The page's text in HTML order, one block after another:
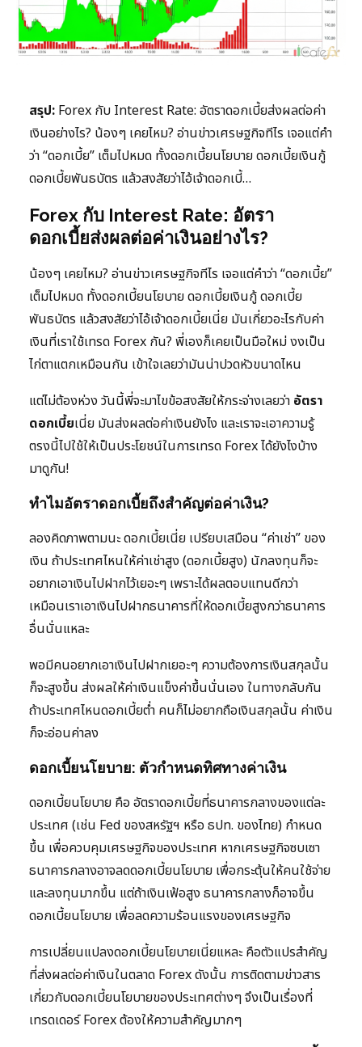
สรุป: Forex กับ Interest Rate: อัตราดอกเบี้ยส่งผลต่อค่า
เงินอย่างไร? น้องๆ เคยไหม? อ่านข่าวเศรษฐกิจทีไร เจอแต่คำ
ว่า “ดอกเบี้ย” เต็มไปหมด ทั้งดอกเบี้ยนโยบาย ดอกเบี้ยเงินกู้
ดอกเบี้ยพันธบัตร แล้วสงสัยว่าไอ้เจ้าดอกเบี้…
Forex กับ Interest Rate: อัตรา
ดอกเบี้ยส่งผลต่อค่าเงินอย่างไร?
น้องๆ เคยไหม? อ่านข่าวเศรษฐกิจทีไร เจอแต่คำว่า “ดอกเบี้ย”
เต็มไปหมด ทั้งดอกเบี้ยนโยบาย ดอกเบี้ยเงินกู้ ดอกเบี้ย
พันธบัตร แล้วสงสัยว่าไอ้เจ้าดอกเบี้ยเนี่ย มันเกี่ยวอะไรกับค่า
เงินที่เราใช้เทรด Forex กัน? พี่เองก็เคยเป็นมือใหม่ งงเป็น
ไก่ตาแตกเหมือนกัน เข้าใจเลยว่ามันน่าปวดหัวขนาดไหน
แต่ไม่ต้องห่วง วันนี้พี่จะมาไขข้อสงสัยให้กระจ่างเลยว่า อัตรา
ดอกเบี้ยเนี่ย มันส่งผลต่อค่าเงินยังไง และเราจะเอาความรู้
ตรงนี้ไปใช้ให้เป็นประโยชน์ในการเทรด Forex ได้ยังไงบ้าง
มาดูกัน!
ทำไมอัตราดอกเบี้ยถึงสำคัญต่อค่าเงิน?
ลองคิดภาพตามนะ ดอกเบี้ยเนี่ย เปรียบเสมือน “ค่าเช่า” ของ
เงิน ถ้าประเทศไหนให้ค่าเช่าสูง (ดอกเบี้ยสูง) นักลงทุนก็จะ
อยากเอาเงินไปฝากไว้เยอะๆ เพราะได้ผลตอบแทนดีกว่า
เหมือนเราเอาเงินไปฝากธนาคารที่ให้ดอกเบี้ยสูงกว่าธนาคาร
อื่นนั่นแหละ
พอมีคนอยากเอาเงินไปฝากเยอะๆ ความต้องการเงินสกุลนั้น
ก็จะสูงขึ้น ส่งผลให้ค่าเงินแข็งค่าขึ้นนั่นเอง ในทางกลับกัน
ถ้าประเทศไหนดอกเบี้ยต่ำ คนก็ไม่อยากถือเงินสกุลนั้น ค่าเงิน
ก็จะอ่อนค่าลง
ดอกเบี้ยนโยบาย: ตัวกำหนดทิศทางค่าเงิน
ดอกเบี้ยนโยบาย คือ อัตราดอกเบี้ยที่ธนาคารกลางของแต่ละ
ประเทศ (เช่น Fed ของสหรัฐฯ หรือ ธปท. ของไทย) กำหนด
ขึ้น เพื่อควบคุมเศรษฐกิจของประเทศ หากเศรษฐกิจซบเซา
ธนาคารกลางอาจลดดอกเบี้ยนโยบาย เพื่อกระตุ้นให้คนใช้จ่าย
และลงทุนมากขึ้น แต่ถ้าเงินเฟ้อสูง ธนาคารกลางก็อาจขึ้น
ดอกเบี้ยนโยบาย เพื่อลดความร้อนแรงของเศรษฐกิจ
การเปลี่ยนแปลงดอกเบี้ยนโยบายเนี่ยแหละ คือตัวแปรสำคัญ
ที่ส่งผลต่อค่าเงินในตลาด Forex ดังนั้น การติดตามข่าวสาร
เกี่ยวกับดอกเบี้ยนโยบายของประเทศต่างๆ จึงเป็นเรื่องที่
เทรดเดอร์ Forex ต้องให้ความสำคัญมากๆ